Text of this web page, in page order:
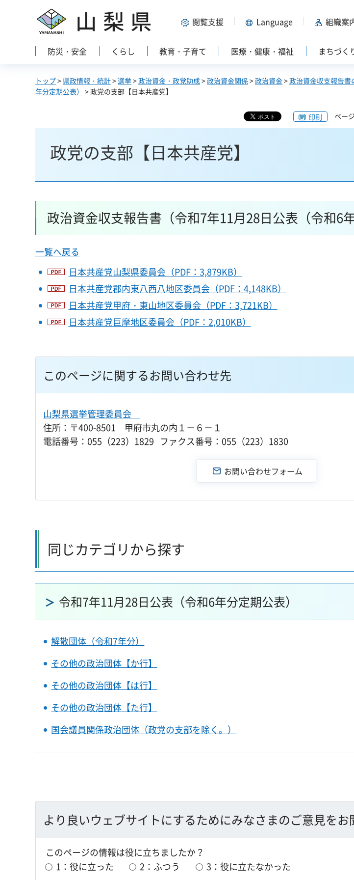
山梨県 閲覧支援 Language 組織案
防災・安全 くらし 教育・子育て 医療・健康・福祉 まちづく
トップ> 県政情報・統計>選挙>政治資金・政党助成>政治資金関係>政治資金>政治資金収支報告書
年分定期公表） > 政党の支部【日本共産党】
印刷 ペー
政党の支部【日本共産党】
政治資金収支報告書（令和7年11月28日公表（令和6
一覧へ戻る
日本共産党山梨県委員会（PDF：3,879KB）
日本共産党郡内東八西八地区委員会（PDF：4,148KB）
日本共産党甲府・東山地区委員会（PDF：3,721KB）
日本共産党巨摩地区委員会（PDF：2,010KB）
このページに関するお問い合わせ先
山梨県選挙管理委員会
住所：〒400-8501 甲府市丸の内１－６－１
電話番号：055（223）1829 ファクス番号：055（223）1830
同じカテゴリから探す
令和7年11月28日公表（令和6年分定期公表）
解散団体（令和7年分）
その他の政治団体【か行】
その他の政治団体【は行】
その他の政治団体【た行】
国会議員関係政治団体（政党の支部を除く。）
より良いウェブサイトにするためにみなさまのご意見をお
このページの情報は役に立ちましたか？
1：役に立った
2：ふつう 3：役に立たなかった